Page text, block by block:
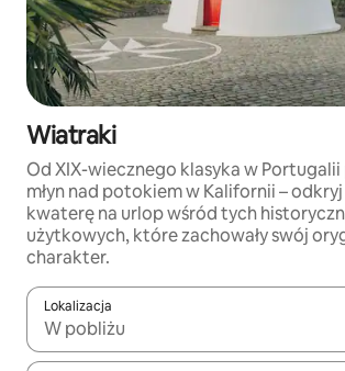
Wiatraki
Od XIX-wiecznego klasyka w
młyn nad potokiem w Kalifornii –
kwaterę na urlop wśród tych
użytkowych, które zachowały swój
charakter.
Lokalizacja
Gdy wyniki będą dostępne, możesz